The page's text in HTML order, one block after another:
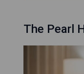
The Pearl